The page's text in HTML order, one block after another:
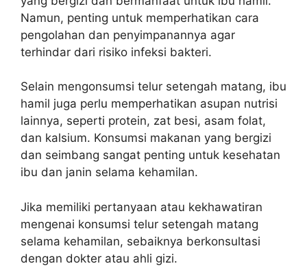
Namun, penting untuk memperhatikan cara
pengolahan dan penyimpanannya agar
terhindar dari risiko infeksi bakteri.
Selain mengonsumsi telur setengah matang, ibu
hamil juga perlu memperhatikan asupan nutrisi
lainnya, seperti protein, zat besi, asam folat,
dan kalsium. Konsumsi makanan yang bergizi
dan seimbang sangat penting untuk kesehatan
ibu dan janin selama kehamilan.
Jika memiliki pertanyaan atau kekhawatiran
mengenai konsumsi telur setengah matang
selama kehamilan, sebaiknya berkonsultasi
dengan dokter atau ahli gizi.